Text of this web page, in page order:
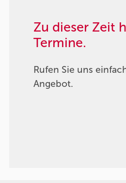
Zu dieser Zeit
Termine.
Rufen Sie uns
Angebot.